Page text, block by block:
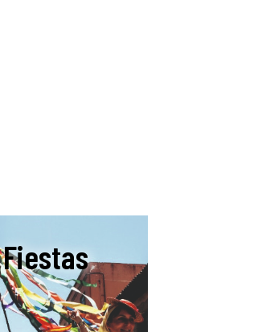
Fiestas